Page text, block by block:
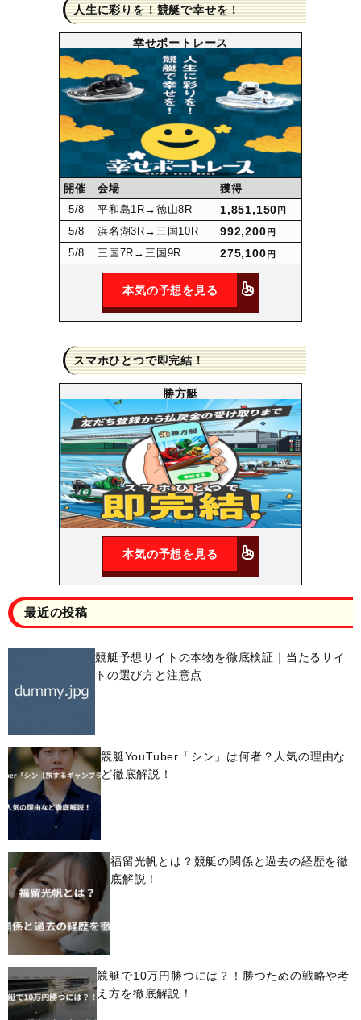
人生に彩りを！競艇で幸せを！
幸せボートレース
開催 会場
獲得
5/8 平和島1R →徳山8R 1,851,150 円
5/8 浜名湖3R →三国10R 992,200 円
5/8 三国7R →三国9R 275,100 円
本気の予想を見る
スマホひとつで即完結！
勝方艇
本気の予想を見る
最近の投稿
競艇予想サイトの本物を徹底検証｜当たるサイ
トの選び方と注意点
競艇YouTuber「シン」は何者？人気の理由な
ど徹底解説！
福留光帆とは？競艇の関係と過去の経歴を徹
底解説！
競艇で10万円勝つには？！勝つための戦略や考
え方を徹底解説！